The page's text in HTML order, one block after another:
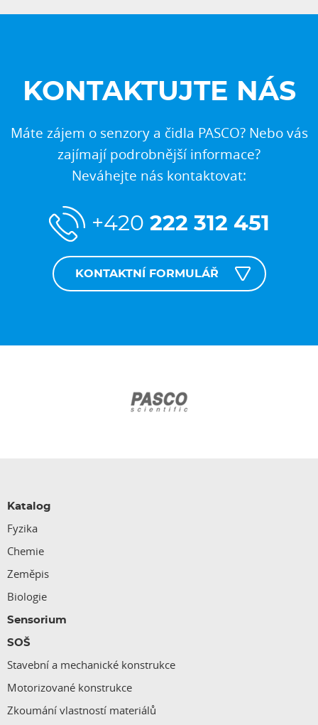
KONTAKTUJTE NÁS
Máte zájem o senzory a čidla PASCO? Nebo vás
zajímají podrobnější informace?
Neváhejte nás kontaktovat:
+420 222 312 451
KONTAKTNÍ FORMULÁŘ
Katalog
Fyzika
Chemie
Zeměpis
Biologie
Sensorium
SOŠ
Stavební a mechanické konstrukce
Motorizované konstrukce
Zkoumání vlastností materiálů